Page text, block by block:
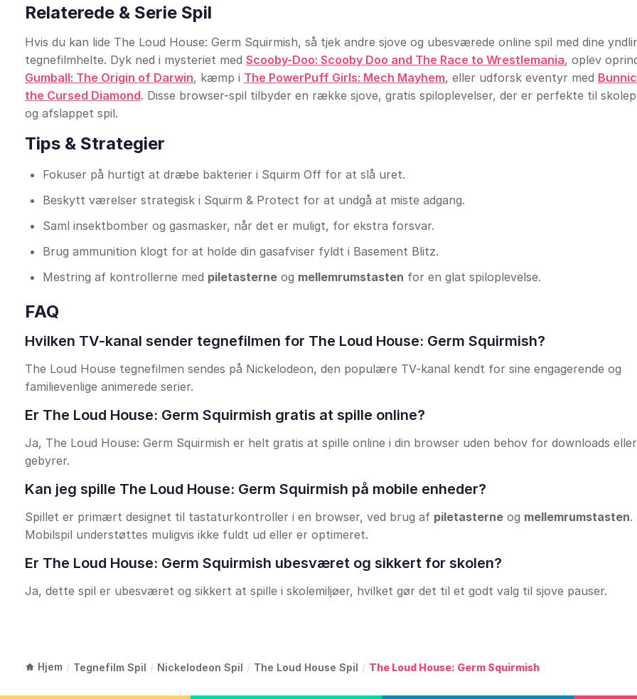
Relaterede & Serie Spil
Hvis du kan lide The Loud House: Germ Squirmish, så tjek andre sjove og ubesværede online spil med dine
tegnefilmhelte. Dyk ned i mysteriet med Scooby-Doo: Scooby Doo and The Race to Wrestlemania, oplev
Gumball: The Origin of Darwin, kæmp i The PowerPuff Girls: Mech Mayhem, eller udforsk eventyr med
the Cursed Diamond. Disse browser-spil tilbyder en række sjove, gratis spiloplevelser, der er perfekte til
og afslappet spil.
Tips & Strategier
Fokuser på hurtigt at dræbe bakterier i Squirm Off for at slå uret.
Beskytt værelser strategisk i Squirm & Protect for at undgå at miste adgang.
Saml insektbomber og gasmasker, når det er muligt, for ekstra forsvar.
Brug ammunition klogt for at holde din gasafviser fyldt i Basement Blitz.
Mestring af kontrollerne med piletasterne og mellemrumstasten for en glat spiloplevelse.
FAQ
Hvilken TV-kanal sender tegnefilmen for The Loud House: Germ Squirmish?
The Loud House tegnefilmen sendes på Nickelodeon, den populære TV-kanal kendt for sine engagerende og
familievenlige animerede serier.
Er The Loud House: Germ Squirmish gratis at spille online?
Ja, The Loud House: Germ Squirmish er helt gratis at spille online i din browser uden behov for downloads eller
gebyrer.
Kan jeg spille The Loud House: Germ Squirmish på mobile enheder?
Spillet er primært designet til tastaturkontroller i en browser, ved brug af piletasterne og mellemrumstasten.
Mobilspil understøttes muligvis ikke fuldt ud eller er optimeret.
Er The Loud House: Germ Squirmish ubesværet og sikkert for skolen?
Ja, dette spil er ubesværet og sikkert at spille i skolemiljøer, hvilket gør det til et godt valg til sjove pauser.
Hjem / Tegnefilm Spil / Nickelodeon Spil / The Loud House Spil / The Loud House: Germ Squirmish